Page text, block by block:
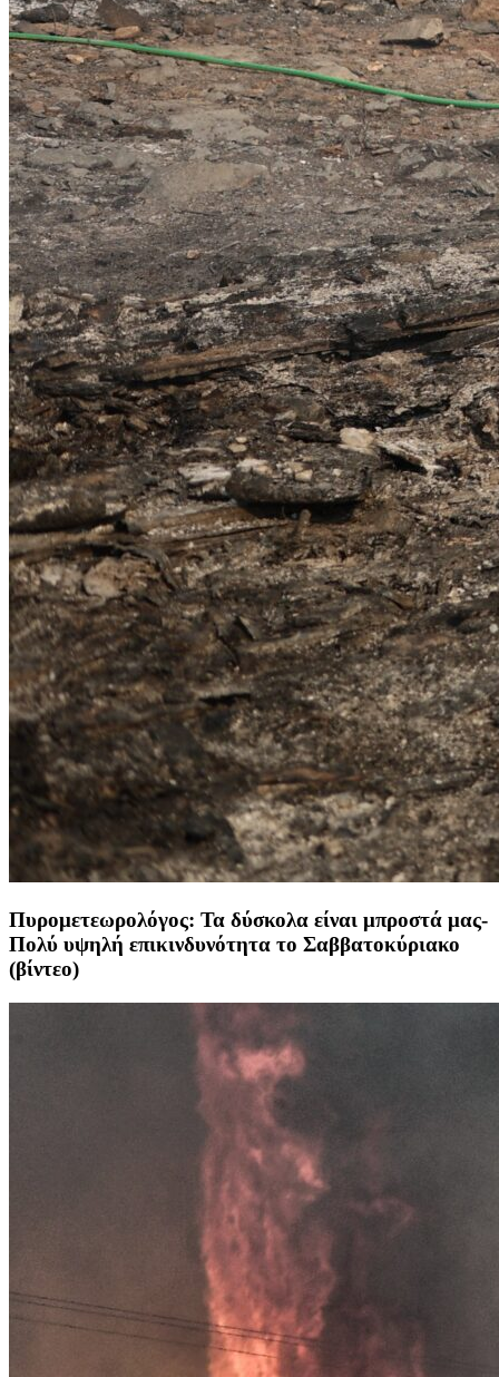
Πυρομετεωρολόγος: Τα δύσκολα είναι μπροστά μας-
Πολύ υψηλή επικινδυνότητα το Σαββατοκύριακο
(βίντεο)